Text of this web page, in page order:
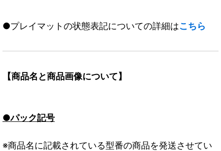
●プレイマットの状態表記についての詳細はこちら
【商品名と商品画像について】
●パック記号
※商品名に記載されている型番の商品を発送させてい